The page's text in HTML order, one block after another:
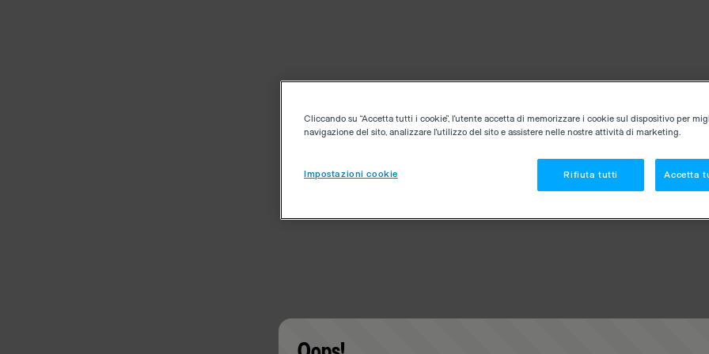
Cliccando su “Accetta tutti i cookie”, l'utente accetta di memorizzare i cookie sul dispositivo per
navigazione del sito, analizzare l'utilizzo del sito e assistere nelle nostre attività di marketing.
Impostazioni cookie Rifiuta tutti Accetta